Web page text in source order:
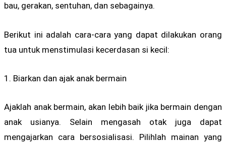
bau, gerakan, sentuhan, dan sebagainya.
Berikut ini adalah cara-cara yang dapat dilakukan orang
tua untuk menstimulasi kecerdasan si kecil:
1. Biarkan dan ajak anak bermain
Ajaklah anak bermain, akan lebih baik jika bermain dengan
anak usianya. Selain mengasah otak juga dapat
mengajarkan cara bersosialisasi. Pilihlah mainan yang